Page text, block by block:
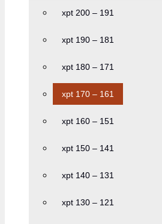
xpt 200 – 191
xpt 190 – 181
xpt 180 – 171
xpt 170 – 161
xpt 160 – 151
xpt 150 – 141
xpt 140 – 131
xpt 130 – 121